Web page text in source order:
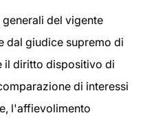
del vigente
dal giudice supremo di
il diritto dispositivo di
di interessi
l'affievolimento